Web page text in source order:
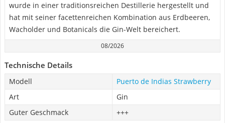
wurde in einer traditionsreichen Destillerie hergestellt und
hat mit seiner facettenreichen Kombination aus Erdbeeren,
Wacholder und Botanicals die Gin-Welt bereichert.
08/2026
Technische Details
Modell
Puerto de Indias Strawberry
Art
Gin
Guter Geschmack
+++